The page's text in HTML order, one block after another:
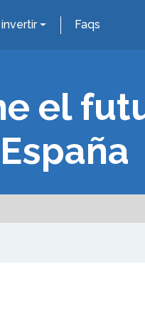
Faqs
el